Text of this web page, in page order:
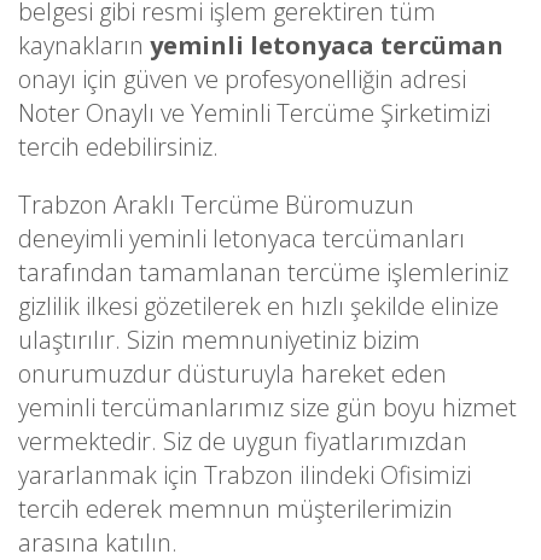
belgesi gibi resmi işlem gerektiren tüm
kaynakların yeminli letonyaca tercüman
onayı için güven ve profesyonelliğin adresi
Noter Onaylı ve Yeminli Tercüme Şirketimizi
tercih edebilirsiniz.
Trabzon Araklı Tercüme Büromuzun
deneyimli yeminli letonyaca tercümanları
tarafından tamamlanan tercüme işlemleriniz
gizlilik ilkesi gözetilerek en hızlı şekilde elinize
ulaştırılır. Sizin memnuniyetiniz bizim
onurumuzdur düsturuyla hareket eden
yeminli tercümanlarımız size gün boyu hizmet
vermektedir. Siz de uygun fiyatlarımızdan
yararlanmak için Trabzon ilindeki Ofisimizi
tercih ederek memnun müşterilerimizin
arasına katılın.